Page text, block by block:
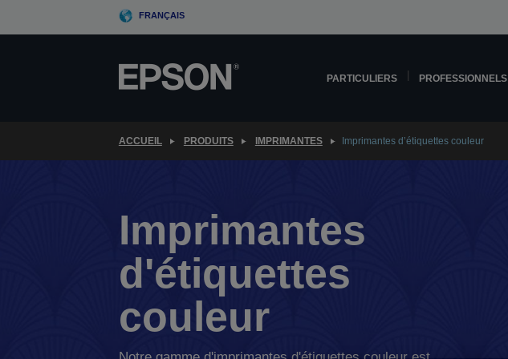
FRANÇAIS
PARTICULIERS PROFESSIONNELS
ACCUEIL PRODUITS IMPRIMANTES Imprimantes d’étiquettes couleur
Imprimantes
d'étiquettes
couleur